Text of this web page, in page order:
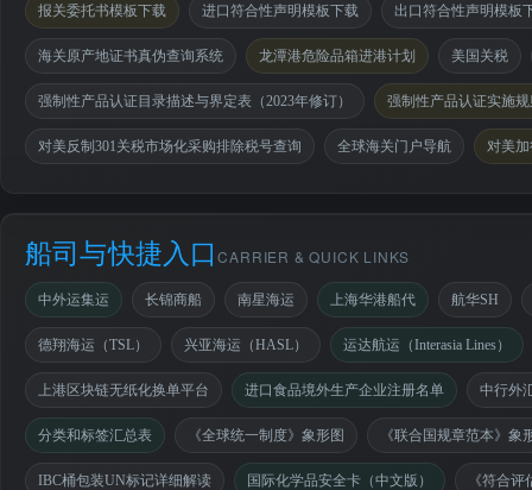
报关委托书模板下载 进口符合性声明模板下载 出口符合性声明模板
海关原产地证书真伪查询系统 龙潭港危险品箱进港计划 美国关税
强制性产品认证目录描述与界定表（2023年修订） 强制性产品认证实施
对美反制301关税市场化采购排除税号查询 全球海关门户导航 对美
船司与快捷入口CARRIER & QUICK LINKS
中外运集运 长锦商船 南星海运 上海华港船代 航华SH
德翔海运（TSL） 兴亚海运（HASL） 运达航运（Interasia Lines）
上港区块链无纸化换单平台 进口食品境外生产企业注册名单 中行外
分类和标签汇总表 《全球统一制度》象形图 《联合国规章范本》象
IBC桶包装UN标记详细解读 国际化学品安全卡（中文版） 《符合